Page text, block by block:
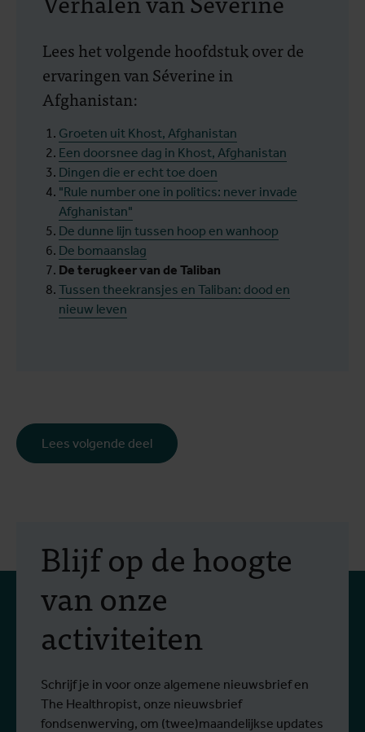
Lees het volgende hoofdstuk over de
ervaringen van Séverine in
Afghanistan:
Groeten uit Khost, Afghanistan
Een doorsnee dag in Khost, Afghanistan
Dingen die er echt toe doen
"Rule number one in politics: never invade
Afghanistan"
De dunne lijn tussen hoop en wanhoop
De bomaanslag
De terugkeer van de Taliban
Tussen theekransjes en Taliban: dood en
nieuw leven
Lees volgende deel
Blijf op de hoogte
van onze
activiteiten
Schrijf je in voor onze algemene nieuwsbrief en
The Healthropist, onze nieuwsbrief
fondsenwerving, om (twee)maandelijkse updates